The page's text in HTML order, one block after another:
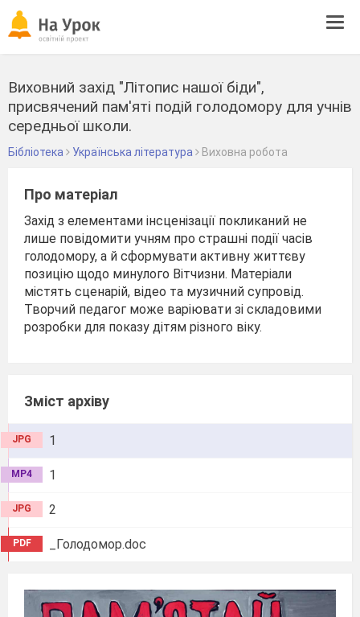
Виховний захід "Літопис нашої біди",
присвячений пам'яті подій голодомору для учнів
середньої школи.
Бібліотека Українська література Виховна робота
Про матеріал
Захід з елементами інсценізації покликаний не
лише повідомити учням про страшні події часів
голодомору, а й сформувати активну життєву
позицію щодо минулого Вітчизни. Матеріали
містять сценарій, відео та музичний супровід.
Творчий педагог може варіювати зі складовими
розробки для показу дітям різного віку.
Зміст архіву
1
JPG
1
MP4
2
JPG
_Голодомор.doc
PDF